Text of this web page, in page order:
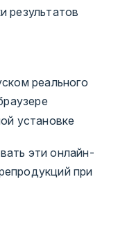
результатов
реального
установке
эти онлайн-
при